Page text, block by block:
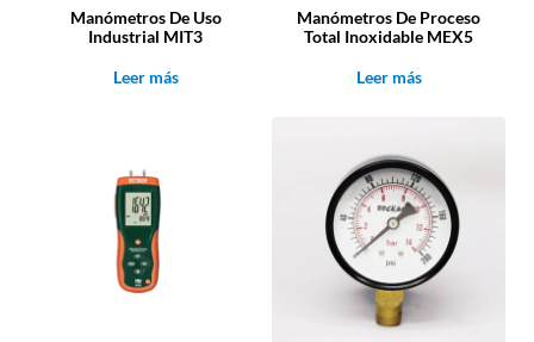
Manómetros De Uso
Industrial MIT3
Leer más
Manómetros De Proceso
Total Inoxidable MEX5
Leer más